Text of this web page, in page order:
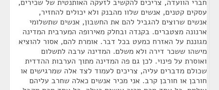
חברי הוועדה, צריכים להקשיב לזעקה האותנטית של שכירים,
עסקים קטנים, אנשים שלוו מהבנק ולא יכולים להחזיר,
אנשים שרוצים להגביל להם את החשבון, אנשים שתשלומי
ארנונה מצטברים. בקנדה ובחלק מאירופה המערבית המדינה
מגוננת על האזרח כמעט בכל דבר. אומרת להם, אסור להוציא
מישהו ששכר דירה ולא משלם. המדינה ערבה לתשלום
ואוסרת על פינוי. לכן גם פה המדינה מתוך הערבות ההדדית
שכולם מדברים עליה, צריכים לעמוד לצד אלה שמרגישים או
חורבן או חורבן קרב. אני מכיר אנשים כאלה שחרב עליהם